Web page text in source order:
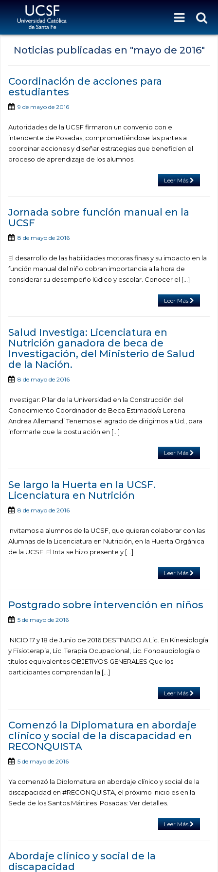
Noticias publicadas en "mayo de 2016"
Coordinación de acciones para
estudiantes
9 de mayo de 2016
Autoridades de la UCSF firmaron un convenio con el
intendente de Posadas, comprometiéndose las partes a
coordinar acciones y diseñar estrategias que beneficien el
proceso de aprendizaje de los alumnos.
Leer Más
Jornada sobre función manual en la
UCSF
8 de mayo de 2016
El desarrollo de las habilidades motoras finas y su impacto en la
función manual del niño cobran importancia a la hora de
considerar su desempeño lúdico y escolar. Conocer el […]
Leer Más
Salud Investiga: Licenciatura en
Nutrición ganadora de beca de
Investigación, del Ministerio de Salud
de la Nación.
8 de mayo de 2016
Investigar: Pilar de la Universidad en la Construcción del
Conocimiento Coordinador de Beca Estimado/a Lorena
Andrea Allemandi Tenemos el agrado de dirigirnos a Ud., para
informarle que la postulación en […]
Leer Más
Se largo la Huerta en la UCSF.
Licenciatura en Nutrición
8 de mayo de 2016
Invitamos a alumnos de la UCSF, que quieran colaborar con las
Alumnas de la Licenciatura en Nutrición, en la Huerta Orgánica
de la UCSF. El Inta se hizo presente y […]
Leer Más
Postgrado sobre intervención en niños
5 de mayo de 2016
INICIO 17 y 18 de Junio de 2016 DESTINADO A Lic. En Kinesiología
y Fisioterapia, Lic. Terapia Ocupacional, Lic. Fonoaudiología o
títulos equivalentes OBJETIVOS GENERALES Que los
participantes comprendan la […]
Leer Más
Comenzó la Diplomatura en abordaje
clínico y social de la discapacidad en
‪‎RECONQUISTA
5 de mayo de 2016
Ya comenzó la Diplomatura en abordaje clínico y social de la
discapacidad en ‪#‎RECONQUISTA, el próximo inicio es en la
Sede de los Santos Mártires Posadas: Ver detalles.
Leer Más
Abordaje clínico y social de la
discapacidad